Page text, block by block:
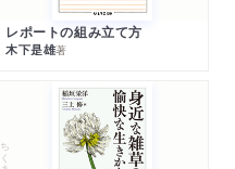
レポートの組み立て方
木下是雄著
ちくま文庫